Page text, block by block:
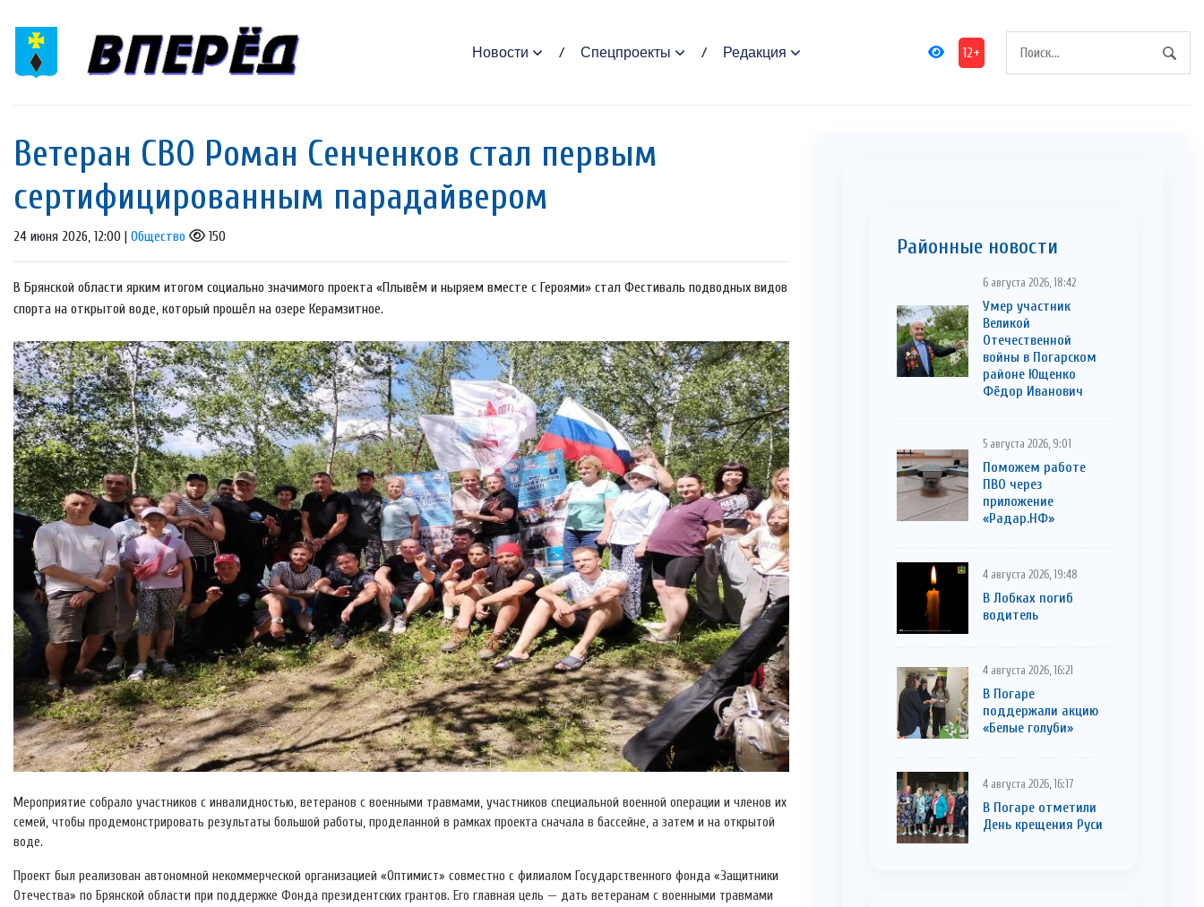
Новости Спецпроекты Редакция 12+
Ветеран СВО Роман Сенченков стал первым
сертифицированным парадайвером
24 июня 2026, 12:00 | Общество 150
В Брянской области ярким итогом социально значимого проекта «Плывём и ныряем вместе с Героями» стал Фестиваль подводных видов
спорта на открытой воде, который прошёл на озере Керамзитное.
Мероприятие собрало участников с инвалидностью, ветеранов с военными травмами, участников специальной военной операции и членов их
семей, чтобы продемонстрировать результаты большой работы, проделанной в рамках проекта сначала в бассейне, а затем и на открытой
воде.
Проект был реализован автономной некоммерческой организацией «Оптимист» совместно с филиалом Государственного фонда «Защитники
Отечества» по Брянской области при поддержке Фонда президентских грантов. Его главная цель — дать ветеранам с военными травмами
Районные новости
6 августа 2026, 18:42
Умер участник
Великой
Отечественной
войны в Погарском
районе Ющенко
Фёдор Иванович
5 августа 2026, 9:01
Поможем работе
ПВО через
приложение
«Радар.НФ»
4 августа 2026, 19:48
В Лобках погиб
водитель
4 августа 2026, 16:21
В Погаре
поддержали акцию
«Белые голуби»
4 августа 2026, 16:17
В Погаре отметили
День крещения Руси